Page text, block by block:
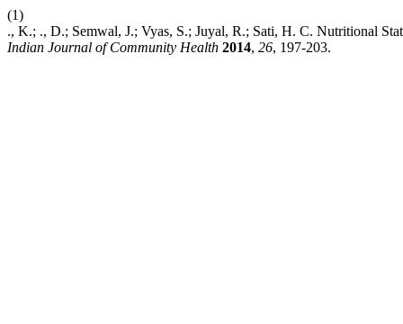
(1)
., K.; ., D.; Semwal, J.; Vyas, S.; Juyal, R.; Sati, H. C. Nutritional
Indian Journal of Community Health 2014, 26, 197-203.